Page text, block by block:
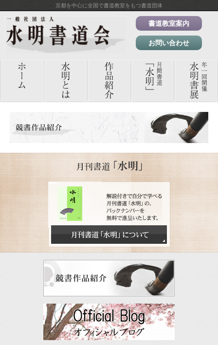
京都を中心に全国で書道教室をもつ書道団体
書道教室案内
お問い合わせ